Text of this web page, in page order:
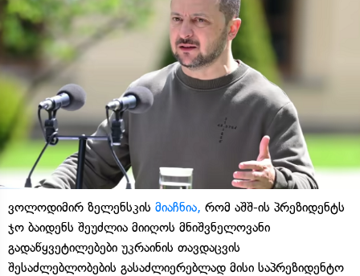
ვოლოდიმირ ზელენსკის მიაჩნია, რომ აშშ-ის პრეზიდენტს
ჯო ბაიდენს შეუძლია მიიღოს მნიშვნელოვანი
გადაწყვეტილებები უკრაინის თავდაცვის
შესაძლებლობების გასაძლიერებლად მისი საპრეზიდენტო